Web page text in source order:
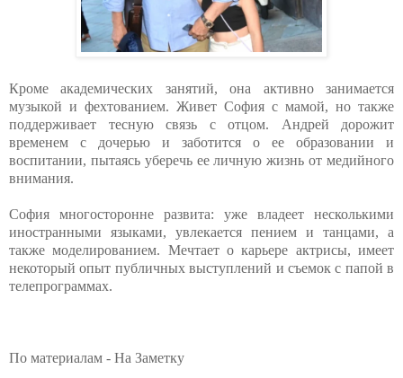
Кроме академических занятий, она активно занимается
музыкой и фехтованием. Живет София с мамой, но также
поддерживает тесную связь с отцом. Андрей дорожит
временем с дочерью и заботится о ее образовании и
воспитании, пытаясь уберечь ее личную жизнь от медийного
внимания.
София многосторонне развита: уже владеет несколькими
иностранными языками, увлекается пением и танцами, а
также моделированием. Мечтает о карьере актрисы, имеет
некоторый опыт публичных выступлений и съемок с папой в
телепрограммах.
По материалам - На Заметку